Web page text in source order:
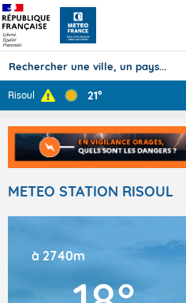
TOUS LES
Risoul 21°
METEO STATION RISOUL
à 2740m